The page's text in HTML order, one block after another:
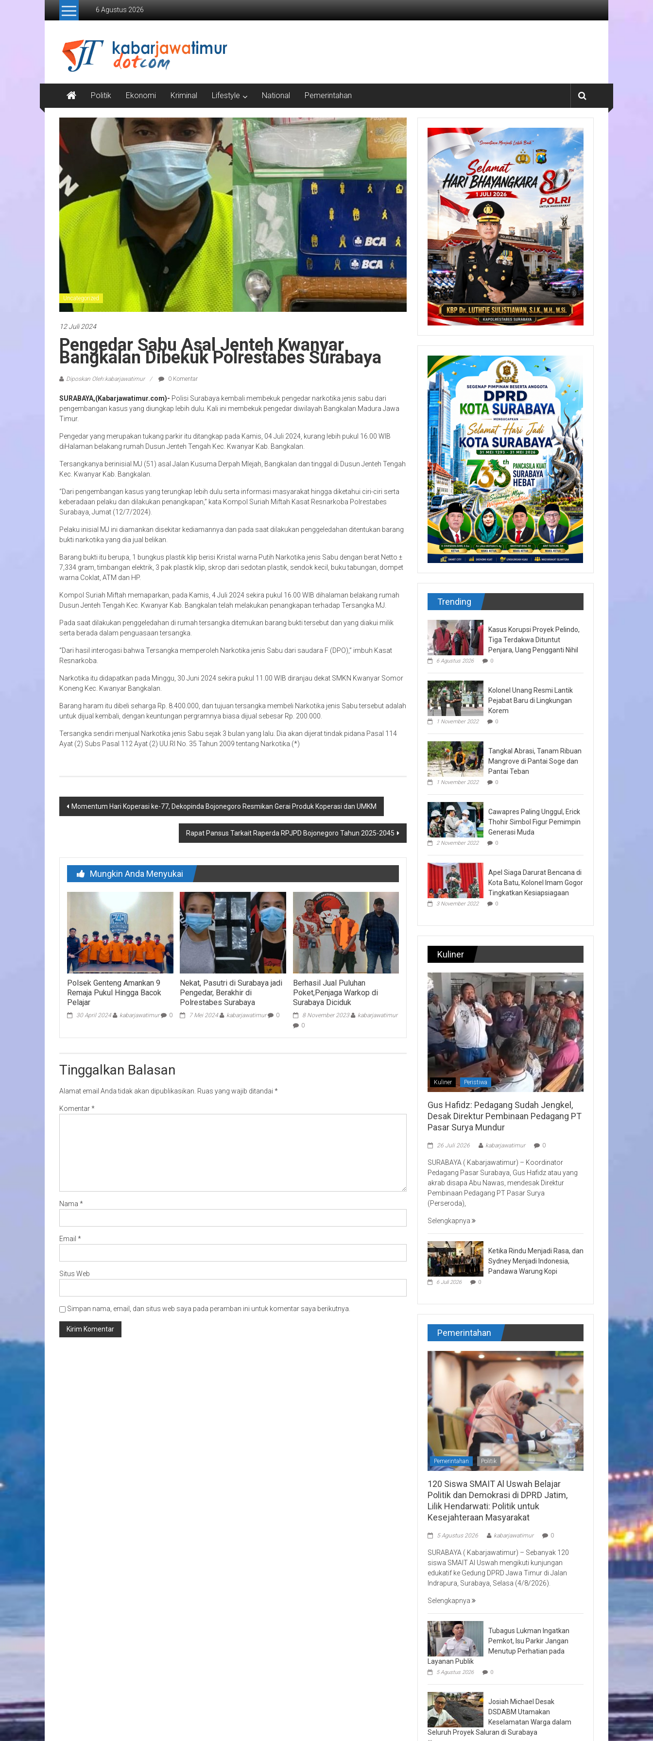
Lompat
6 Agustus 2026
Kabar
Jawa
Timur
Media
Online
Jawa
Timur
Politik Ekonomi Kriminal Lifestyle National Pemerintahan
Uncategorized
12 Juli 2024
Pengedar Sabu Asal Jenteh Kwanyar
Bangkalan Dibekuk Polrestabes Surabaya
Diposkan Oleh:kabarjawatimur 0 Komentar
SURABAYA,(Kabarjawatimur.com)- Polisi Surabaya kembali membekuk pengedar narkotika jenis sabu dari
pengembangan kasus yang diungkap lebih dulu. Kali ini membekuk pengedar diwilayah Bangkalan Madura Jawa
Timur.
Pengedar yang merupakan tukang parkir itu ditangkap pada Kamis, 04 Juli 2024, kurang lebih pukul 16.00 WIB
diHalaman belakang rumah Dusun Jenteh Tengah Kec. Kwanyar Kab. Bangkalan.
Tersangkanya berinisial MJ (51) asal Jalan Kusuma Derpah Mlejah, Bangkalan dan tinggal di Dusun Jenteh Tengah
Kec. Kwanyar Kab. Bangkalan.
“Dari pengembangan kasus yang terungkap lebih dulu serta informasi masyarakat hingga diketahui ciri-ciri serta
keberadaan pelaku dan dilakukan penangkapan,” kata Kompol Suriah Miftah Kasat Resnarkoba Polrestabes
Surabaya, Jumat (12/7/2024).
Pelaku inisial MJ ini diamankan disekitar kediamannya dan pada saat dilakukan penggeledahan ditentukan barang
bukti narkotika yang dia jual belikan.
Barang bukti itu berupa, 1 bungkus plastik klip berisi Kristal warna Putih Narkotika jenis Sabu dengan berat Netto ±
7,334 gram, timbangan elektrik, 3 pak plastik klip, skrop dari sedotan plastik, sendok kecil, buku tabungan, dompet
warna Coklat, ATM dan HP.
Kompol Suriah Miftah memaparkan, pada Kamis, 4 Juli 2024 sekira pukul 16.00 WIB dihalaman belakang rumah
Dusun Jenteh Tengah Kec. Kwanyar Kab. Bangkalan telah melakukan penangkapan terhadap Tersangka MJ.
Pada saat dilakukan penggeledahan di rumah tersangka ditemukan barang bukti tersebut dan yang diakui milik
serta berada dalam penguasaan tersangka.
“Dari hasil interogasi bahwa Tersangka memperoleh Narkotika jenis Sabu dari saudara F (DPO),” imbuh Kasat
Resnarkoba.
Narkotika itu didapatkan pada Minggu, 30 Juni 2024 sekira pukul 11.00 WIB diranjau dekat SMKN Kwanyar Somor
Koneng Kec. Kwanyar Bangkalan.
Barang haram itu dibeli seharga Rp. 8.400.000, dan tujuan tersangka membeli Narkotika jenis Sabu tersebut adalah
untuk dijual kembali, dengan keuntungan pergramnya biasa dijual sebesar Rp. 200.000.
Tersangka sendiri menjual Narkotika jenis Sabu sejak 3 bulan yang lalu. Dia akan dijerat tindak pidana Pasal 114
Ayat (2) Subs Pasal 112 Ayat (2) UU.RI No. 35 Tahun 2009 tentang Narkotika.(*)
Navigasi
Momentum Hari Koperasi ke-77, Dekopinda Bojonegoro Resmikan Gerai Produk Koperasi dan UMKM
Rapat Pansus Tarkait Raperda RPJPD Bojonegoro Tahun 2025-2045
Mungkin Anda Menyukai
Polsek Genteng Amankan 9
Remaja Pukul Hingga Bacok
Pelajar
30 April 2024 kabarjawatimur 0
Nekat, Pasutri di Surabaya jadi
Pengedar, Berakhir di
Polrestabes Surabaya
7 Mei 2024 kabarjawatimur 0
Berhasil Jual Puluhan
Poket,Penjaga Warkop di
Surabaya Diciduk
8 November 2023
kabarjawatimur
0
Tinggalkan Balasan
Alamat email Anda tidak akan dipublikasikan. Ruas yang wajib ditandai *
Komentar*
Nama *
Email *
Situs Web
Simpan nama, email, dan situs web saya pada peramban ini untuk komentar saya berikutnya.
Trending
Kasus Korupsi Proyek Pelindo,
Tiga Terdakwa Dituntut
Penjara, Uang Pengganti Nihil
6 Agustus 2026 0
Kolonel Unang Resmi Lantik
Pejabat Baru di Lingkungan
Korem
1 November 2022 0
Tangkal Abrasi, Tanam Ribuan
Mangrove di Pantai Soge dan
Pantai Teban
1 November 2022 0
Cawapres Paling Unggul, Erick
Thohir Simbol Figur Pemimpin
Generasi Muda
2 November 2022 0
Apel Siaga Darurat Bencana di
Kota Batu, Kolonel Imam Gogor
Tingkatkan Kesiapsiagaan
3 November 2022 0
Kuliner
Kuliner Peristiwa
Gus Hafidz: Pedagang Sudah Jengkel,
Desak Direktur Pembinaan Pedagang PT
Pasar Surya Mundur
26 Juli 2026 kabarjawatimur 0
SURABAYA ( Kabarjawatimur) – Koordinator
Pedagang Pasar Surabaya, Gus Hafidz atau yang
akrab disapa Abu Nawas, mendesak Direktur
Pembinaan Pedagang PT Pasar Surya
(Perseroda),
Selengkapnya
Ketika Rindu Menjadi Rasa, dan
Sydney Menjadi Indonesia,
Pandawa Warung Kopi
6 Juli 2026 0
Pemerintahan
Pemerintahan Politik
120 Siswa SMAIT Al Uswah Belajar
Politik dan Demokrasi di DPRD Jatim,
Lilik Hendarwati: Politik untuk
Kesejahteraan Masyarakat
5 Agustus 2026 kabarjawatimur 0
SURABAYA ( Kabarjawatimur) – Sebanyak 120
siswa SMAIT Al Uswah mengikuti kunjungan
edukatif ke Gedung DPRD Jawa Timur di Jalan
Indrapura, Surabaya, Selasa (4/8/2026).
Selengkapnya
Tubagus Lukman Ingatkan
Pemkot, Isu Parkir Jangan
Menutup Perhatian pada
Layanan Publik
5 Agustus 2026 0
Josiah Michael Desak
DSDABM Utamakan
Keselamatan Warga dalam
Seluruh Proyek Saluran di Surabaya